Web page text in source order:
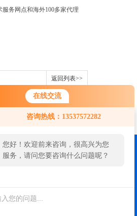
在线交流
咨询热线：13537572282
您好！欢迎前来咨询，很高兴为您
服务，请问您要咨询什么问题呢？
务网点和海外100多家代理
返回列表>>
言 联系我们